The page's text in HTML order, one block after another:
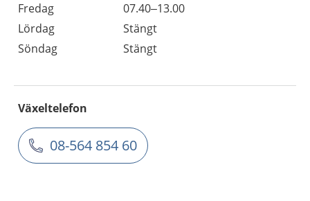
Fredag
07.40–13.00
Lördag
Stängt
Söndag
Stängt
Växeltelefon
08-564 854 60